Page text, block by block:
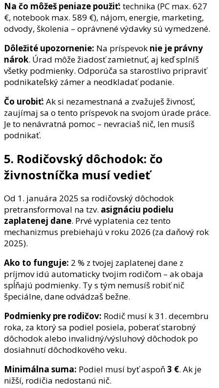
Na čo môžeš peniaze použiť: technika (PC max. 627
€, notebook max. 589 €), nájom, energie, marketing,
odvody, školenia – oprávnené výdavky sú vymedzené.
Dôležité upozornenie: Na príspevok nie je právny
nárok. Úrad môže žiadosť zamietnuť, aj keď splníš
všetky podmienky. Odporúča sa starostlivo pripraviť
podnikateľský zámer a neodkladať podanie.
Čo urobiť: Ak si nezamestnaná a zvažuješ živnosť,
zaujímaj sa o tento príspevok na svojom úrade práce.
Je to nenávratná pomoc – nevraciaš nič, len musíš
podnikať.
5. Rodičovský dôchodok: čo
živnostníčka musí vedieť
Od 1. januára 2025 sa rodičovský dôchodok
pretransformoval na tzv. asignáciu podielu
zaplatenej dane. Prvé vyplatenia cez tento
mechanizmus prebiehajú v roku 2026 (za daňový rok
2025).
Ako to funguje: 2 % z tvojej zaplatenej dane z
príjmov idú automaticky tvojim rodičom – ak obaja
spĺňajú podmienky. Ty s tým nemusíš robiť nič
špeciálne, dane odvádzaš bežne.
Podmienky pre rodičov: Rodič musí k 31. decembru
roka, za ktorý sa podiel posiela, poberať starobný
dôchodok alebo invalidný/výsluhový dôchodok po
dosiahnutí dôchodkového veku.
Minimálna suma: Podiel musí byť aspoň 3 €. Ak je
nižší, rodičia nedostanú nič.